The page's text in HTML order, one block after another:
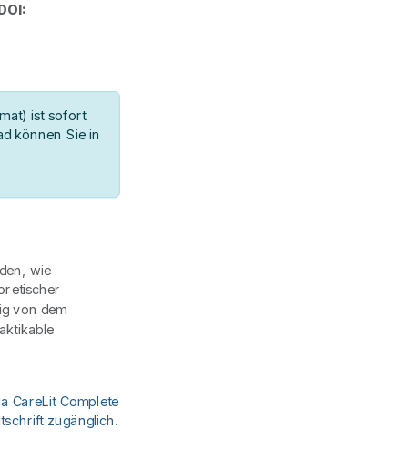
ist sofort
können Sie in
wie
von dem
CareLit Complete
zugänglich.